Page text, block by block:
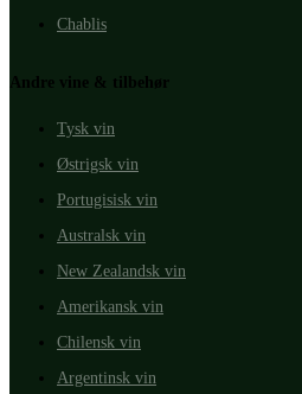
Chablis
Andre vine & tilbehør
Tysk vin
Østrigsk vin
Portugisisk vin
Australsk vin
New Zealandsk vin
Amerikansk vin
Chilensk vin
Argentinsk vin